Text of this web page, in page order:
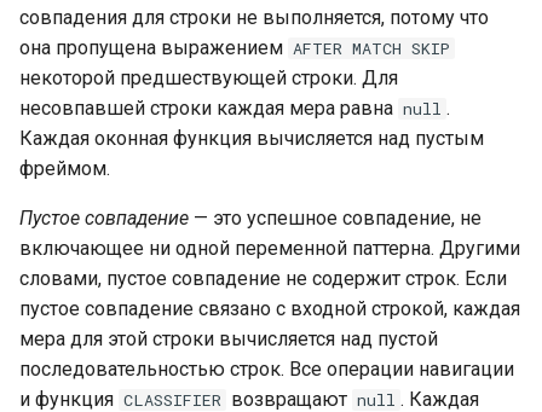
совпадения для строки не выполняется, потому что
она пропущена выражением AFTER MATCH SKIP
некоторой предшествующей строки. Для
несовпавшей строки каждая мера равна null .
Каждая оконная функция вычисляется над пустым
фреймом.
Пустое совпадение — это успешное совпадение, не
включающее ни одной переменной паттерна. Другими
словами, пустое совпадение не содержит строк. Если
пустое совпадение связано с входной строкой, каждая
мера для этой строки вычисляется над пустой
последовательностью строк. Все операции навигации
и функция CLASSIFIER возвращают null . Каждая